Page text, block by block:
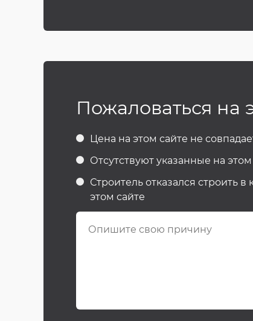
Пожаловаться на
Цена на этом сайте не
Отсутствуют указанные на
Строитель отказался строить
этом сайте